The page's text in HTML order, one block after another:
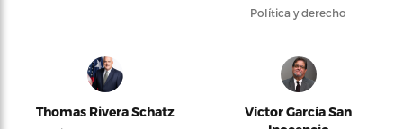
Política y derecho
Thomas Rivera Schatz
Víctor García San